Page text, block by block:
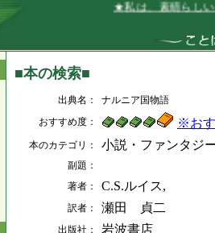
★私は、素晴らしい
■本の検索■
出典名：
ナルニア国物語
おすすめ度：
※お
本のカテゴリ： 小説・ファンタジ
副題：
著者：
C.S.ルイス,
訳者： 瀬田 貞二
出版社： 岩波書店